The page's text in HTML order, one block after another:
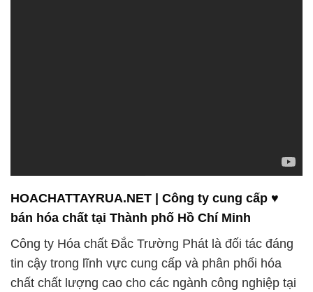
HOACHATTAYRUA.NET | Công ty cung cấp ♥
bán hóa chất tại Thành phố Hồ Chí Minh
Công ty Hóa chất Đắc Trường Phát là đối tác đáng
tin cậy trong lĩnh vực cung cấp và phân phối hóa
chất chất lượng cao cho các ngành công nghiệp tại